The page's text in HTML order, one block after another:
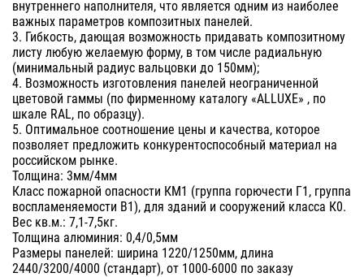
внутреннего наполнителя, что является одним из наиболее
важных параметров композитных панелей.
3. Гибкость, дающая возможность придавать композитному
листу любую желаемую форму, в том числе радиальную
(минимальный радиус вальцовки до 150мм);
4. Возможность изготовления панелей неограниченной
цветовой гаммы (по фирменному каталогу «ALLUXE» , по
шкале RAL, по образцу).
5. Оптимальное соотношение цены и качества, которое
позволяет предложить конкурентоспособный материал на
российском рынке.
Толщина: 3мм/4мм
Класс пожарной опасности КМ1 (группа горючести Г1, группа
воспламеняемости В1), для зданий и сооружений класса К0.
Вес кв.м.: 7,1-7,5кг.
Толщина алюминия: 0,4/0,5мм
Размеры панелей: ширина 1220/1250мм, длина
2440/3200/4000 (стандарт), от 1000-6000 по заказу